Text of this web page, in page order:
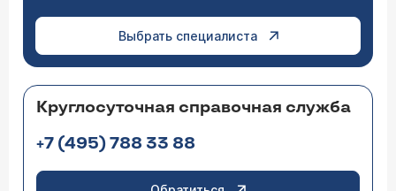
Выбрать специалиста
Круглосуточная справочная служба
+7 (495) 788 33 88